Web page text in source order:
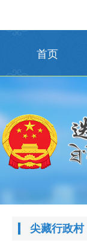
首页
尖藏行政村